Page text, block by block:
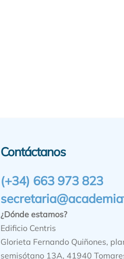
Contáctanos
(+34) 663 973 823
¿Dónde estamos?
Edificio Centris
Glorieta Fernando Quiñones,
semisótano 13A, 41940